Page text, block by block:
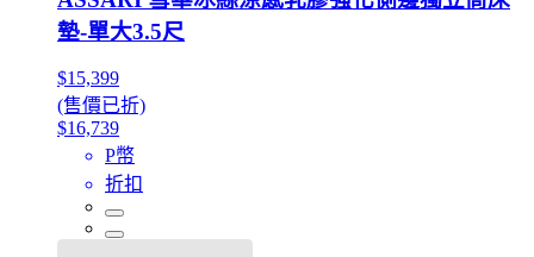
墊-單大3.5尺
$15,399
(售價已折)
$16,739
P幣
折扣